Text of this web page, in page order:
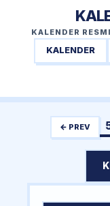
KALENDER
KALENDER
← PREV